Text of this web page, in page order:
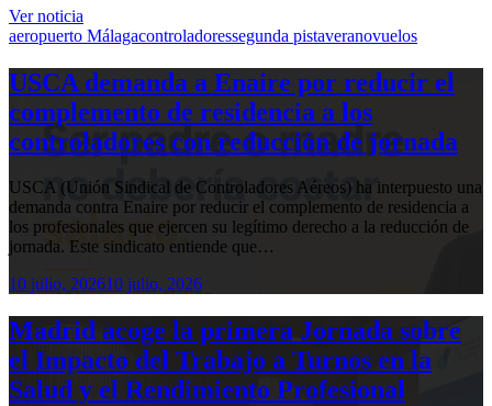
Ver noticia
aeropuerto Málagacontroladoressegunda pistaveranovuelos
USCA demanda a Enaire por reducir el
complemento de residencia a los
controladores con reducción de jornada
USCA (Unión Sindical de Controladores Aéreos) ha interpuesto una
demanda contra Enaire por reducir el complemento de residencia a
los profesionales que ejercen su legítimo derecho a la reducción de
jornada. Este sindicato entiende que…
10 julio, 202610 julio, 2026
Madrid acoge la primera Jornada sobre
el Impacto del Trabajo a Turnos en la
Salud y el Rendimiento Profesional